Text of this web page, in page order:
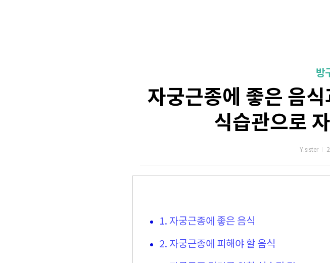
방
자궁근종에 좋은 음
식습관으로
Y.sister
1. 자궁근종에 좋은 음식
2. 자궁근종에 피해야 할 음식